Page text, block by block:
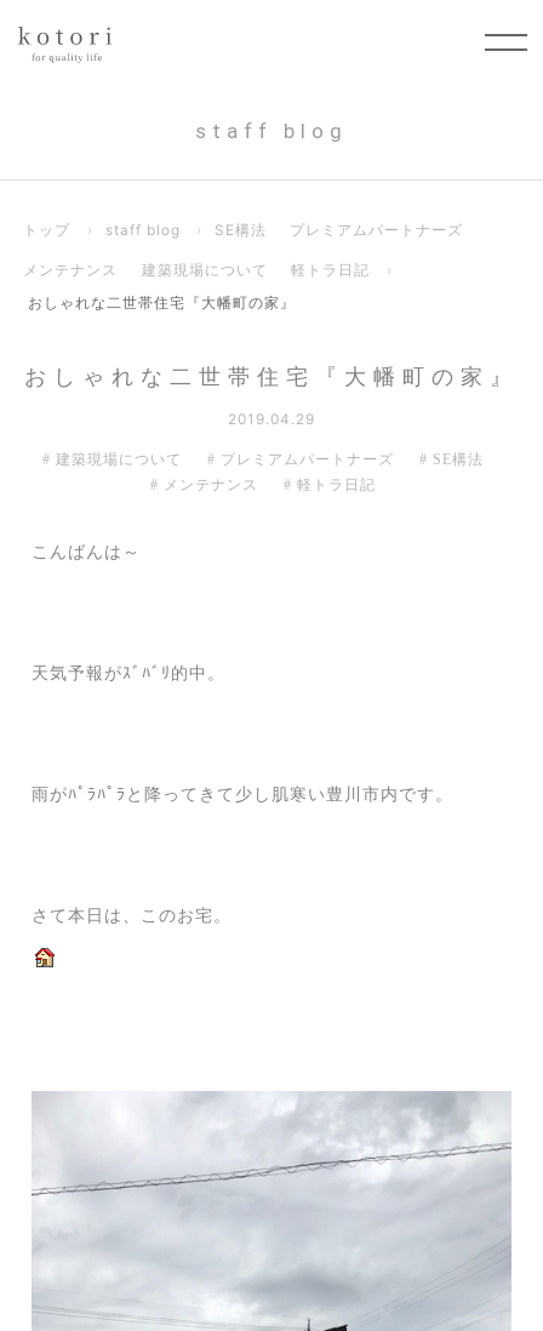
staff blog
トップ › staff blog › SE構法 プレミアムパートナーズ
メンテナンス 建築現場について 軽トラ日記
›
おしゃれな二世帯住宅『大幡町の家』
おしゃれな二世帯住宅『大幡町の家』
2019.04.29
建築現場について プレミアムパートナーズ
SE構法
メンテナンス
軽トラ日記
こんばんは～
天気予報がｽﾞﾊﾞﾘ的中。
雨がﾊﾟﾗﾊﾟﾗと降ってきて少し肌寒い豊川市内です。
さて本日は、このお宅。